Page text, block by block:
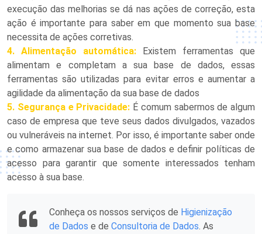
execução das melhorias se dá nas ações de correção, esta
ação é importante para saber em que momento sua base
necessita de ações corretivas.
4. Alimentação automática: Existem ferramentas que
alimentam e completam a sua base de dados, essas
ferramentas são utilizadas para evitar erros e aumentar a
agilidade da alimentação da sua base de dados
5. Segurança e Privacidade: É comum sabermos de algum
caso de empresa que teve seus dados divulgados, vazados
ou vulneráveis na internet. Por isso, é importante saber onde
e como armazenar sua base de dados e definir políticas de
acesso para garantir que somente interessados tenham
acesso à sua base.
Conheça os nossos serviços de Higienização
de Dados e de Consultoria de Dados. As